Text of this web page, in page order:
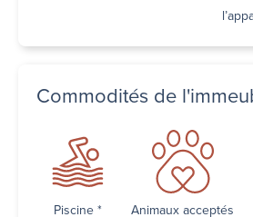
Commodités de
Piscine * Animaux acceptés